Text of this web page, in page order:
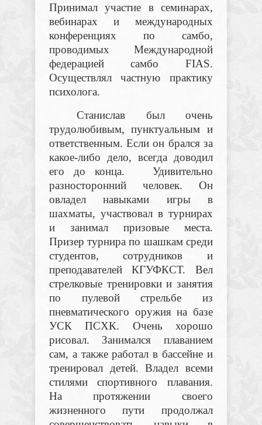
Принимал участие в семинарах,
вебинарах и международных
конференциях по самбо,
проводимых Международной
федерацией самбо FIAS.
Осуществлял частную практику
психолога.
Станислав был очень
трудолюбивым, пунктуальным и
ответственным. Если он брался за
какое-либо дело, всегда доводил
его до конца. Удивительно
разносторонний человек. Он
овладел навыками игры в
шахматы, участвовал в турнирах
и занимал призовые места.
Призер турнира по шашкам среди
студентов, сотрудников и
преподавателей КГУФКСТ. Вел
стрелковые тренировки и занятия
по пулевой стрельбе из
пневматического оружия на базе
УСК ПСХК. Очень хорошо
рисовал. Занимался плаванием
сам, а также работал в бассейне и
тренировал детей. Владел всеми
стилями спортивного плавания.
На протяжении своего
жизненного пути продолжал